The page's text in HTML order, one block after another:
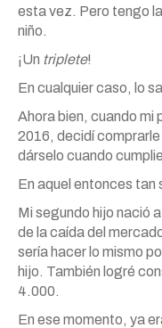
esta vez. Pero tengo
niño.
¡Un triplete!
En cualquier caso, lo
Ahora bien, cuando mi
2016, decidí comprarle
dárselo cuando
En aquel entonces
Mi segundo hijo nació
de la caída del
sería hacer lo mismo
hijo. También logré
4.000.
En ese momento, ya